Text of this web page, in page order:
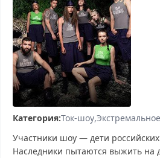
Категория:Ток-шоу
Участники шоу — дети
Наследники пытаются выжить на